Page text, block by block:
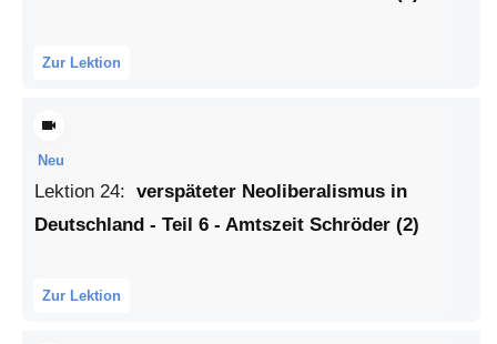
Zur Lektion
Neu
Lektion 24: verspäteter Neoliberalismus in
Deutschland - Teil 6 - Amtszeit Schröder (2)
Zur Lektion